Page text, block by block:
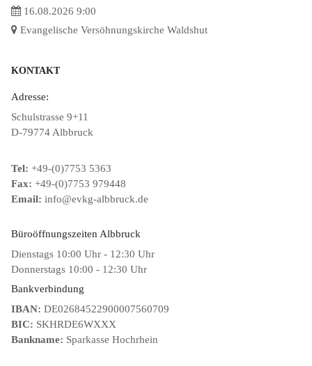
16.08.2026 9:00
Evangelische Versöhnungskirche Waldshut
KONTAKT
Adresse:
Schulstrasse 9+11
D-79774 Albbruck
Tel: +49-(0)7753 5363
Fax: +49-(0)7753 979448
Email: info@evkg-albbruck.de
Büroöffnungszeiten Albbruck
Dienstags 10:00 Uhr - 12:30 Uhr
Donnerstags 10:00 - 12:30 Uhr
Bankverbindung
IBAN: DE02684522900007560709
BIC: SKHRDE6WXXX
Bankname: Sparkasse Hochrhein